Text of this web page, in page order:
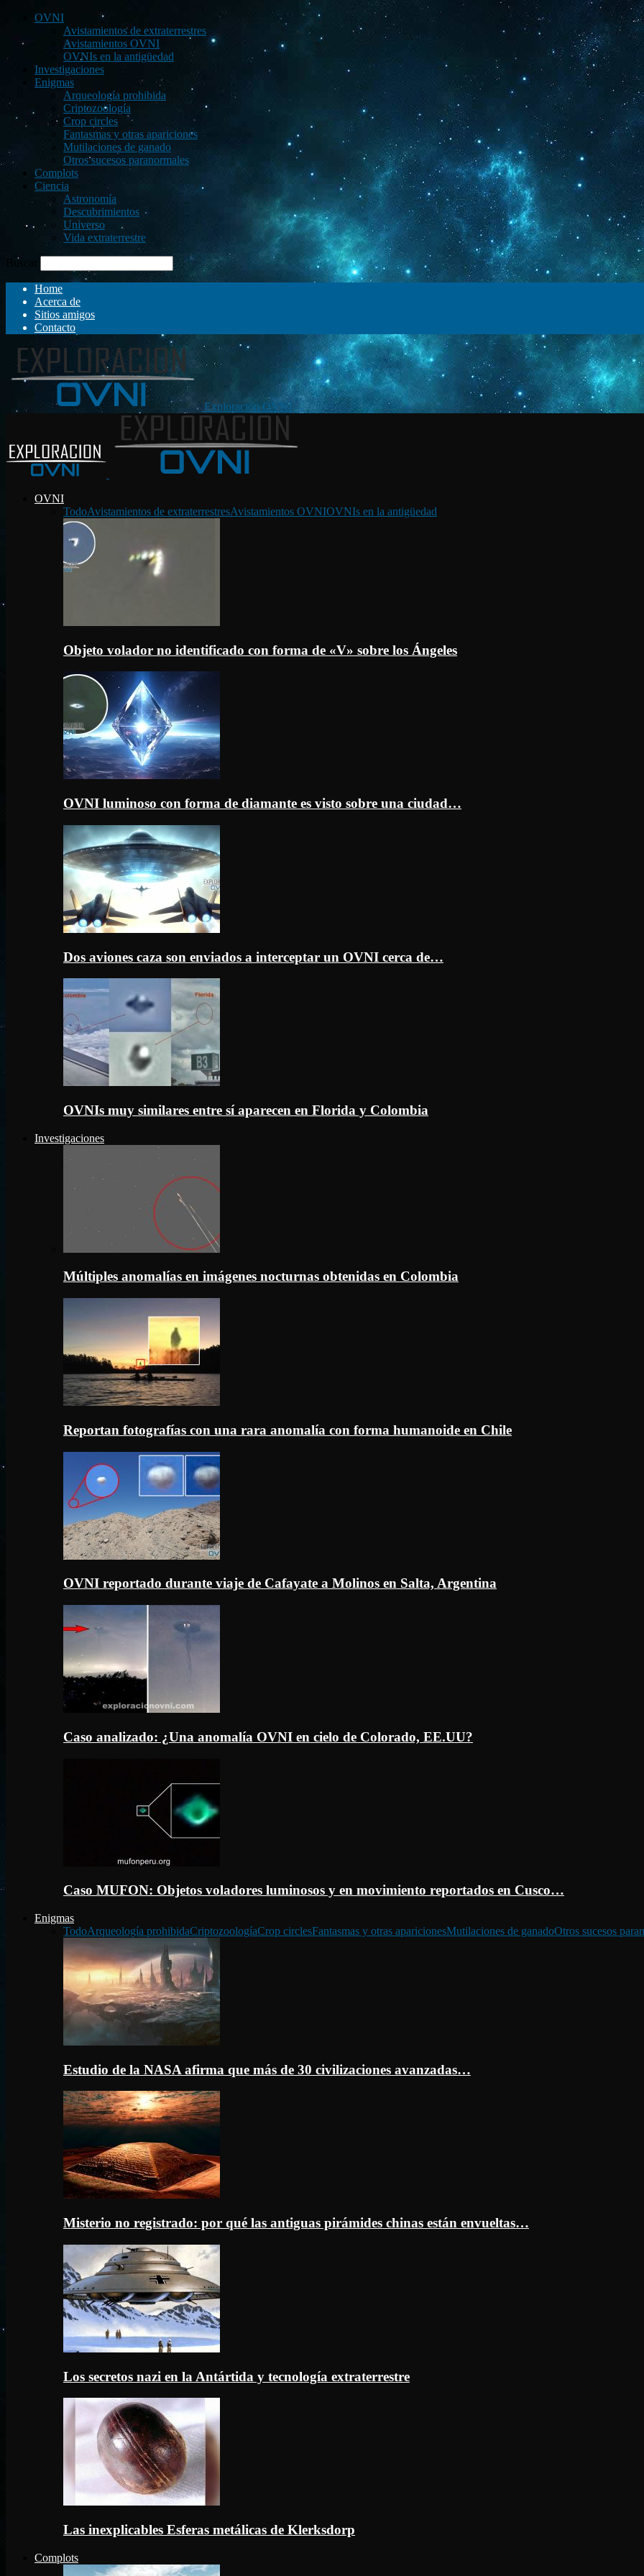
OVNI
Avistamientos de extraterrestres
Avistamientos OVNI
OVNIs en la antigüedad
Investigaciones
Enigmas
Arqueología prohibida
Criptozoología
Crop circles
Fantasmas y otras apariciones
Mutilaciones de ganado
Otros sucesos paranormales
Complots
Ciencia
Astronomía
Descubrimientos
Universo
Vida extraterrestre
Buscar
Home
Acerca de
Sitios amigos
Contacto
Exploración OVNI
OVNI
TodoAvistamientos de extraterrestresAvistamientos OVNIOVNIs en la antigüedad
Objeto volador no identificado con forma de «V» sobre los Ángeles
OVNI luminoso con forma de diamante es visto sobre una ciudad…
Dos aviones caza son enviados a interceptar un OVNI cerca de…
OVNIs muy similares entre sí aparecen en Florida y Colombia
Investigaciones
Múltiples anomalías en imágenes nocturnas obtenidas en Colombia
Reportan fotografías con una rara anomalía con forma humanoide en Chile
OVNI reportado durante viaje de Cafayate a Molinos en Salta, Argentina
Caso analizado: ¿Una anomalía OVNI en cielo de Colorado, EE.UU?
Caso MUFON: Objetos voladores luminosos y en movimiento reportados en Cusco…
Enigmas
TodoArqueología prohibidaCriptozoologíaCrop circlesFantasmas y otras aparicionesMutilaciones de ganadoOtros sucesos
Estudio de la NASA afirma que más de 30 civilizaciones avanzadas…
Misterio no registrado: por qué las antiguas pirámides chinas están envueltas…
Los secretos nazi en la Antártida y tecnología extraterrestre
Las inexplicables Esferas metálicas de Klerksdorp
Complots